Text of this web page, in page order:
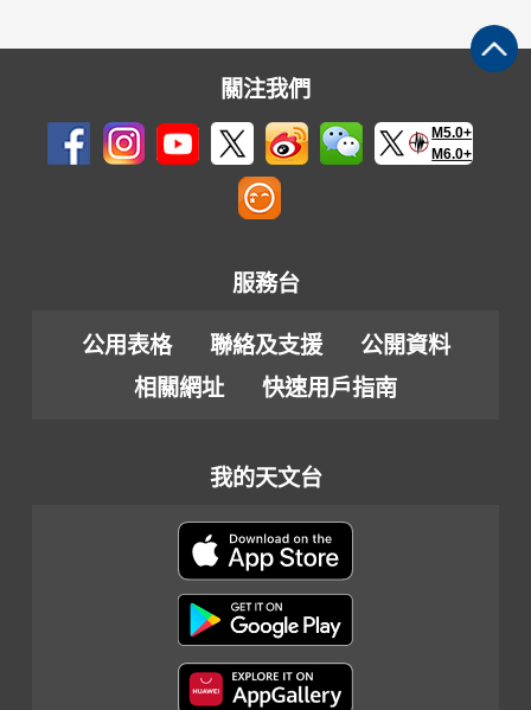
關注我們
M5.0+
M6.0+
服務台
公用表格 聯絡及支援
公開資料
相關網址
快速用戶指南
我的天文台